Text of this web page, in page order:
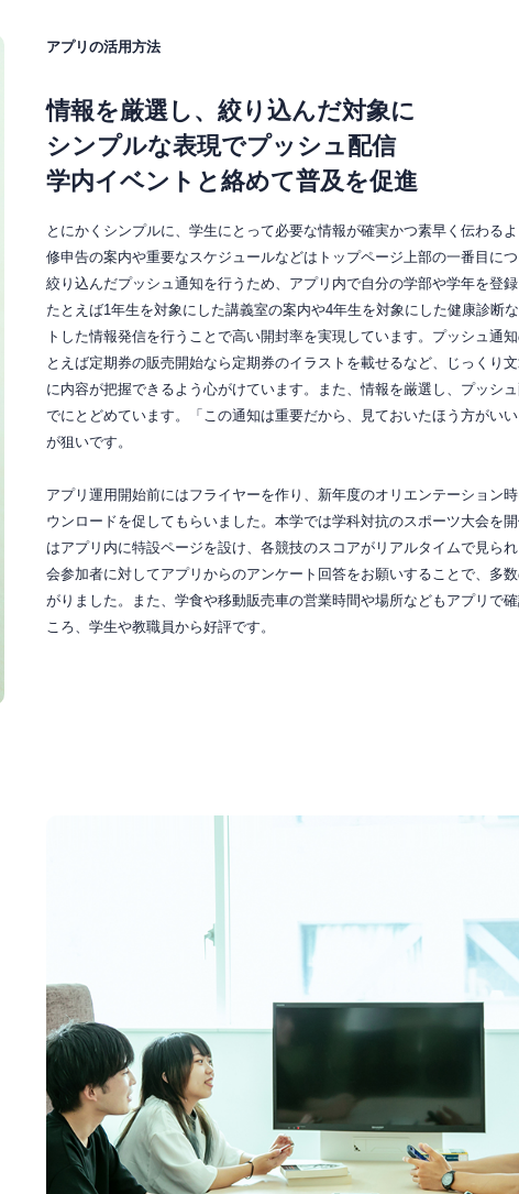
アプリの活用方法
情報を厳選し、絞り込んだ対象に
シンプルな表現でプッシュ配信
学内イベントと絡めて普及を促進
とにかくシンプルに、学生にとって必要な情報が確実かつ素早く伝わる
修申告の案内や重要なスケジュールなどはトップページ上部の一番目に
絞り込んだプッシュ通知を行うため、アプリ内で自分の学部や学年を登録
たとえば1年生を対象にした講義室の案内や4年生を対象にした健康診断
トした情報発信を行うことで高い開封率を実現しています。プッシュ通
とえば定期券の販売開始なら定期券のイラストを載せるなど、じっくり
に内容が把握できるよう心がけています。また、情報を厳選し、プッシ
でにとどめています。「この通知は重要だから、見ておいたほう方がい
が狙いです。
アプリ運用開始前にはフライヤーを作り、新年度のオリエンテーション
ウンロードを促してもらいました。本学では学科対抗のスポーツ大会を
はアプリ内に特設ページを設け、各競技のスコアがリアルタイムで見ら
会参加者に対してアプリからのアンケート回答をお願いすることで、多
がりました。また、学食や移動販売車の営業時間や場所などもアプリで
ころ、学生や教職員から好評です。